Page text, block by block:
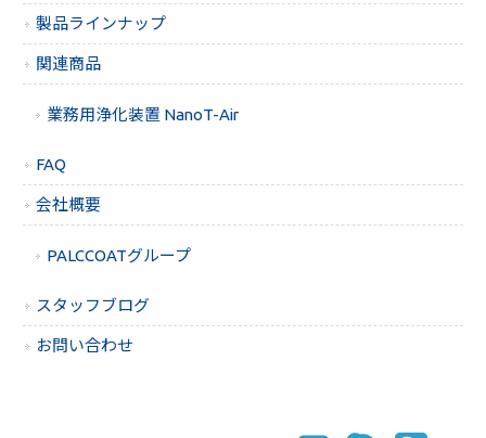
製品ラインナップ
関連商品
業務用浄化装置 NanoT-Air
FAQ
会社概要
PALCCOATグループ
スタッフブログ
お問い合わせ